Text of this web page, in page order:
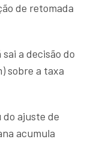
de retomada
a decisão do
sobre a taxa
ajuste de
acumula